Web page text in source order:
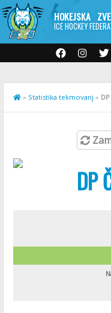
HOKEJSKA
ICE HOCKEY
» Statistika tekmovanj »
DP